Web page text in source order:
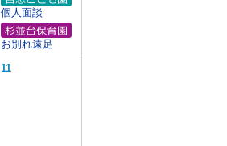
個人面談
お別れ遠足
11